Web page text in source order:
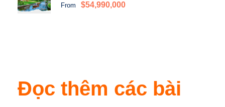
From $54,990,000
Đọc thêm các bài